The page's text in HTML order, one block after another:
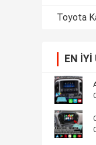
Toyota
EN IYI